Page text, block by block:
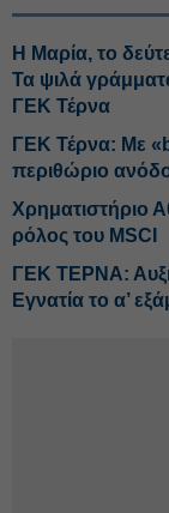
Η Μαρία, το
Τα ψιλά
ΓΕΚ Τέρνα
ΓΕΚ Τέρνα: Με
περιθώριο
Χρηματιστήριο
ρόλος του MSCI
ΓΕΚ ΤΕΡΝΑ:
Εγνατία το α’